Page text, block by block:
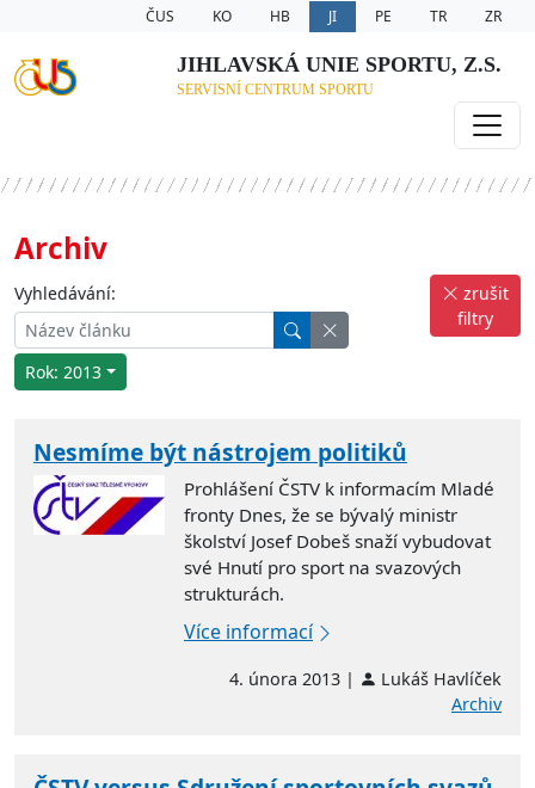
ČUS KO HB JI PE TR ZR
JIHLAVSKÁ UNIE SPORTU, Z.S.
SERVISNÍ CENTRUM SPORTU
Archiv
Vyhledávání:
Rok: 2013
zrušit
filtry
Nesmíme být nástrojem politiků
Prohlášení ČSTV k informacím Mladé
fronty Dnes, že se bývalý ministr
školství Josef Dobeš snaží vybudovat
své Hnutí pro sport na svazových
strukturách.
Více informací
4. února 2013 |
Lukáš Havlíček
Archiv